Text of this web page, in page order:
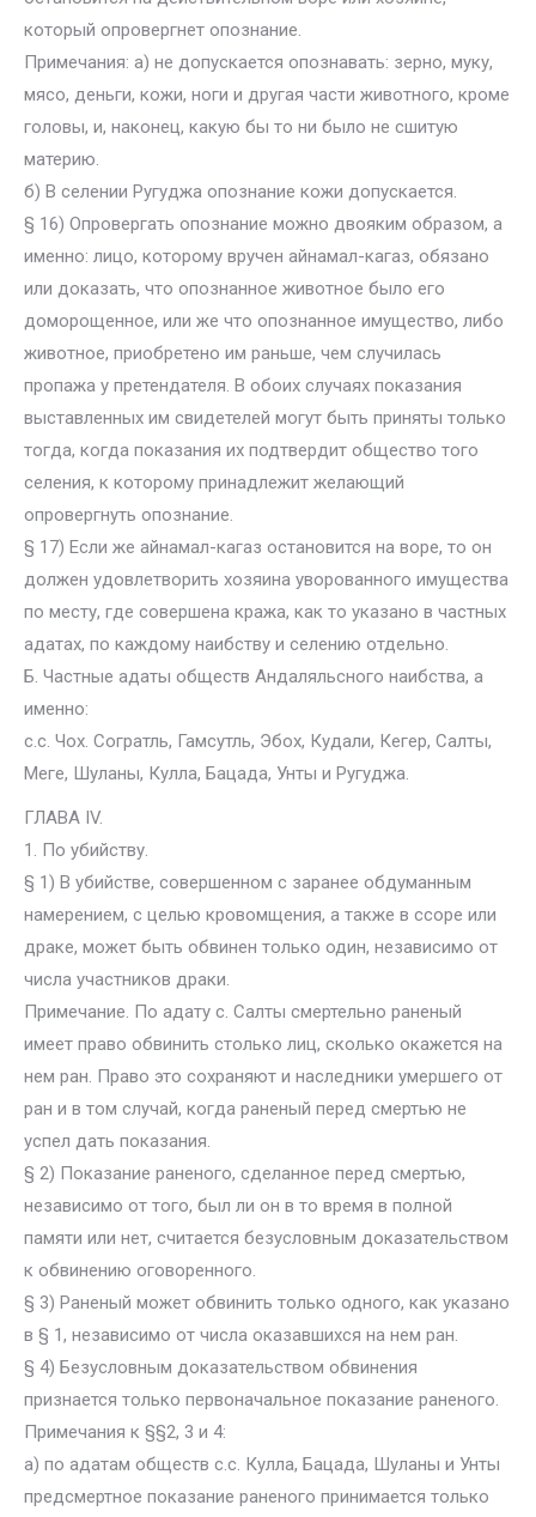
который опровергнет опознание.
Примечания: а) не допускается опознавать: зерно, муку,
мясо, деньги, кожи, ноги и другая части животного, кроме
головы, и, наконец, какую бы то ни было не сшитую
материю.
б) В селении Ругуджа опознание кожи допускается.
§ 16) Опровергать опознание можно двояким образом, а
именно: лицо, которому вручен айнамал-кагаз, обязано
или доказать, что опознанное животное было его
доморощенное, или же что опознанное имущество, либо
животное, приобретено им раньше, чем случилась
пропажа у претендателя. В обоих случаях показания
выставленных им свидетелей могут быть приняты только
тогда, когда показания их подтвердит общество того
селения, к которому принадлежит желающий
опровергнуть опознание.
§ 17) Если же айнамал-кагаз остановится на воре, то он
должен удовлетворить хозяина уворованного имущества
по месту, где совершена кража, как то указано в частных
адатах, по каждому наибству и селению отдельно.
Б. Частные адаты обществ Андаляльсного наибства, а
именно:
с.с. Чох. Согратль, Гамсутль, Эбох, Кудали, Кегер, Салты,
Meгe, Шуланы, Кулла, Бацада, Унты и Ругуджа.
ГЛАВА IV.
1. По убийству.
§ 1) В убийстве, совершенном с заранее обдуманным
намерением, с целью кровомщения, а также в ссopе или
драке, может быть обвинен только один, независимо от
числа участников драки.
Примечание. По адату с. Салты смертельно раненый
имеет право обвинить столько лиц, сколько окажется на
нем ран. Право это сохраняют и наследники умершего от
ран и в том случай, когда раненый перед смертью не
успел дать показания.
§ 2) Показание раненого, сделанное перед смертью,
независимо от того, был ли он в то время в полной
памяти или нет, считается безусловным доказательством
к обвинению оговоренного.
§ 3) Раненый может обвинить только одного, как указано
в § 1, независимо от числа оказавшихся на нем ран.
§ 4) Безусловным доказательством обвинения
признается только первоначальное показание раненого.
Примечания к §§2, 3 и 4:
а) по адатам обществ с.с. Кулла, Бацада, Шуланы и Унты
предсмертное показание раненого принимается только